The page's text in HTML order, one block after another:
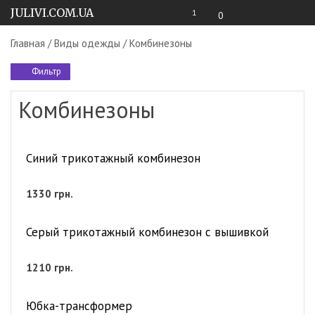
JULIVI.COM.UA 1 0
Главная /Виды одежды / Комбинезоны
Фильтр
Комбинезоны
Синий трикотажный комбинезон
1330 грн.
Серый трикотажный комбинезон с вышивкой
1210 грн.
Юбка-трансформер